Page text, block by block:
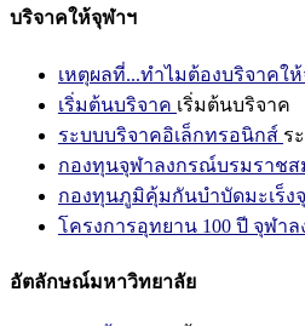
บริจาคให้จุฬาฯ
เหตุผลที่...ทำไมต้องบริจาคใ
เริ่มต้นบริจาค เริ่มต้นบริจาค
ระบบบริจาคอิเล็กทรอนิกส์ ร
กองทุนจุฬาลงกรณ์บรมราช
กองทุนภูมิคุ้มกันบำบัดมะเร็ง
โครงการอุทยาน 100 ปี จุฬา
อัตลักษณ์มหาวิทยาลัย